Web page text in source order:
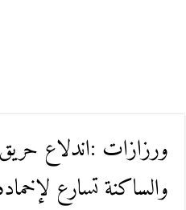
ورزازات :اندلاع
والساكنة تسارع